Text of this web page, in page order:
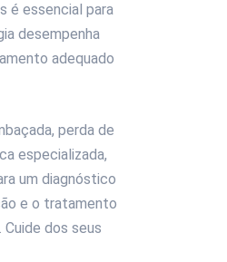
é essencial para
desempenha
adequado
perda de
especializada,
um diagnóstico
e o tratamento
dos seus